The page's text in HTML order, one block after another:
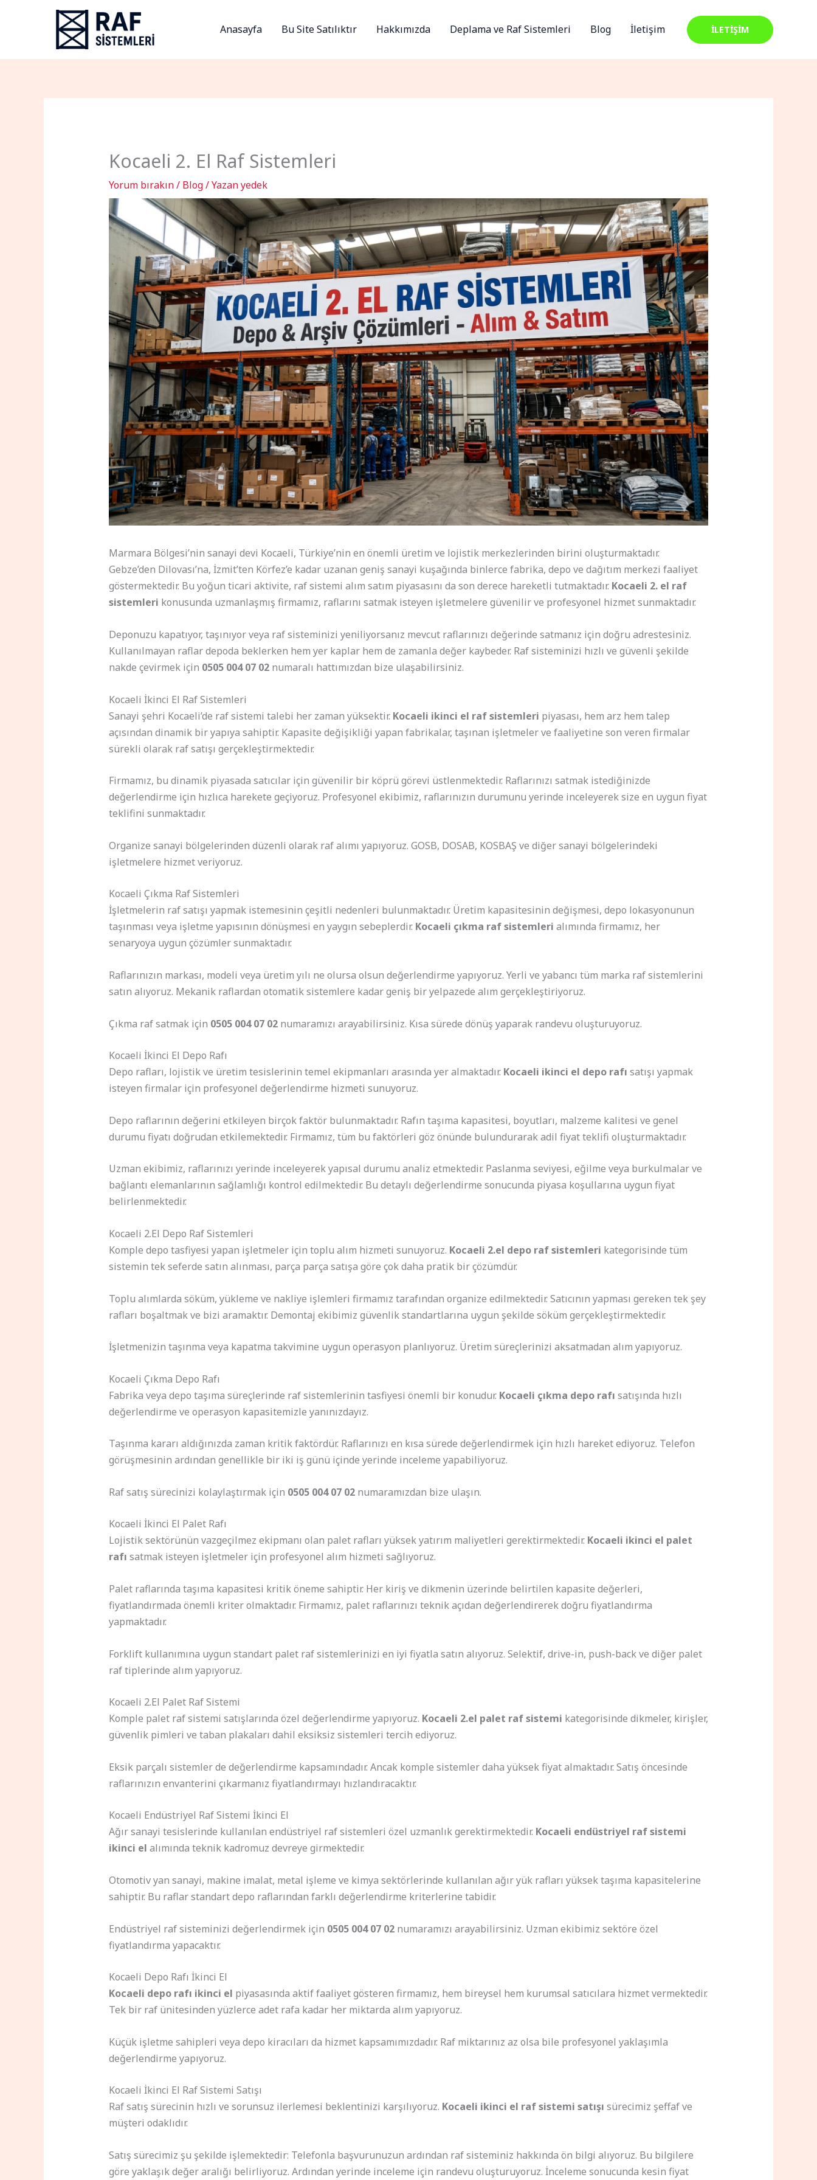
Anasayfa Bu Site Satılıktır Hakkımızda Deplama ve Raf Sistemleri Blog İletişim İLETİŞİM
Kocaeli 2. El Raf Sistemleri
Yorum bırakın/ Blog/ Yazanyedek
Marmara Bölgesi’nin sanayi devi Kocaeli, Türkiye’nin en önemli üretim ve lojistik merkezlerinden birini oluşturmaktadır.
Gebze’den Dilovası’na, İzmit’ten Körfez’e kadar uzanan geniş sanayi kuşağında binlerce fabrika, depo ve dağıtım merkezi faaliyet
göstermektedir. Bu yoğun ticari aktivite, raf sistemi alım satım piyasasını da son derece hareketli tutmaktadır. Kocaeli 2. el raf
sistemleri konusunda uzmanlaşmış firmamız, raflarını satmak isteyen işletmelere güvenilir ve profesyonel hizmet sunmaktadır.
Deponuzu kapatıyor, taşınıyor veya raf sisteminizi yeniliyorsanız mevcut raflarınızı değerinde satmanız için doğru adrestesiniz.
Kullanılmayan raflar depoda beklerken hem yer kaplar hem de zamanla değer kaybeder. Raf sisteminizi hızlı ve güvenli şekilde
nakde çevirmek için 0505 004 07 02numaralı hattımızdan bize ulaşabilirsiniz.
Kocaeli İkinci El Raf Sistemleri
Sanayi şehri Kocaeli’de raf sistemi talebi her zaman yüksektir. Kocaeli ikinci el raf sistemleri piyasası, hem arz hem talep
açısından dinamik bir yapıya sahiptir. Kapasite değişikliği yapan fabrikalar, taşınan işletmeler ve faaliyetine son veren firmalar
sürekli olarak raf satışı gerçekleştirmektedir.
Firmamız, bu dinamik piyasada satıcılar için güvenilir bir köprü görevi üstlenmektedir. Raflarınızı satmak istediğinizde
değerlendirme için hızlıca harekete geçiyoruz. Profesyonel ekibimiz, raflarınızın durumunu yerinde inceleyerek size en uygun fiyat
teklifini sunmaktadır.
Organize sanayi bölgelerinden düzenli olarak raf alımı yapıyoruz. GOSB, DOSAB, KOSBAŞ ve diğer sanayi bölgelerindeki
işletmelere hizmet veriyoruz.
Kocaeli Çıkma Raf Sistemleri
İşletmelerin raf satışı yapmak istemesinin çeşitli nedenleri bulunmaktadır. Üretim kapasitesinin değişmesi, depo lokasyonunun
taşınması veya işletme yapısının dönüşmesi en yaygın sebeplerdir. Kocaeli çıkma raf sistemleri alımında firmamız, her
senaryoya uygun çözümler sunmaktadır.
Raflarınızın markası, modeli veya üretim yılı ne olursa olsun değerlendirme yapıyoruz. Yerli ve yabancı tüm marka raf sistemlerini
satın alıyoruz. Mekanik raflardan otomatik sistemlere kadar geniş bir yelpazede alım gerçekleştiriyoruz.
Çıkma raf satmak için 0505 004 07 02numaramızı arayabilirsiniz. Kısa sürede dönüş yaparak randevu oluşturuyoruz.
Kocaeli İkinci El Depo Rafı
Depo rafları, lojistik ve üretim tesislerinin temel ekipmanları arasında yer almaktadır. Kocaeli ikinci el depo rafı satışı yapmak
isteyen firmalar için profesyonel değerlendirme hizmeti sunuyoruz.
Depo raflarının değerini etkileyen birçok faktör bulunmaktadır. Rafın taşıma kapasitesi, boyutları, malzeme kalitesi ve genel
durumu fiyatı doğrudan etkilemektedir. Firmamız, tüm bu faktörleri göz önünde bulundurarak adil fiyat teklifi oluşturmaktadır.
Uzman ekibimiz, raflarınızı yerinde inceleyerek yapısal durumu analiz etmektedir. Paslanma seviyesi, eğilme veya burkulmalar ve
bağlantı elemanlarının sağlamlığı kontrol edilmektedir. Bu detaylı değerlendirme sonucunda piyasa koşullarına uygun fiyat
belirlenmektedir.
Kocaeli 2.El Depo Raf Sistemleri
Komple depo tasfiyesi yapan işletmeler için toplu alım hizmeti sunuyoruz. Kocaeli 2.el depo raf sistemleri kategorisinde tüm
sistemin tek seferde satın alınması, parça parça satışa göre çok daha pratik bir çözümdür.
Toplu alımlarda söküm, yükleme ve nakliye işlemleri firmamız tarafından organize edilmektedir. Satıcının yapması gereken tek şey
rafları boşaltmak ve bizi aramaktır. Demontaj ekibimiz güvenlik standartlarına uygun şekilde söküm gerçekleştirmektedir.
İşletmenizin taşınma veya kapatma takvimine uygun operasyon planlıyoruz. Üretim süreçlerinizi aksatmadan alım yapıyoruz.
Kocaeli Çıkma Depo Rafı
Fabrika veya depo taşıma süreçlerinde raf sistemlerinin tasfiyesi önemli bir konudur. Kocaeli çıkma depo rafı satışında hızlı
değerlendirme ve operasyon kapasitemizle yanınızdayız.
Taşınma kararı aldığınızda zaman kritik faktördür. Raflarınızı en kısa sürede değerlendirmek için hızlı hareket ediyoruz. Telefon
görüşmesinin ardından genellikle bir iki iş günü içinde yerinde inceleme yapabiliyoruz.
Raf satış sürecinizi kolaylaştırmak için 0505 004 07 02numaramızdan bize ulaşın.
Kocaeli İkinci El Palet Rafı
Lojistik sektörünün vazgeçilmez ekipmanı olan palet rafları yüksek yatırım maliyetleri gerektirmektedir. Kocaeli ikinci el palet
rafı satmak isteyen işletmeler için profesyonel alım hizmeti sağlıyoruz.
Palet raflarında taşıma kapasitesi kritik öneme sahiptir. Her kiriş ve dikmenin üzerinde belirtilen kapasite değerleri,
fiyatlandırmada önemli kriter olmaktadır. Firmamız, palet raflarınızı teknik açıdan değerlendirerek doğru fiyatlandırma
yapmaktadır.
Forklift kullanımına uygun standart palet raf sistemlerinizi en iyi fiyatla satın alıyoruz. Selektif, drive-in, push-back ve diğer palet
raf tiplerinde alım yapıyoruz.
Kocaeli 2.El Palet Raf Sistemi
Komple palet raf sistemi satışlarında özel değerlendirme yapıyoruz. Kocaeli 2.el palet raf sistemi kategorisinde dikmeler, kirişler,
güvenlik pimleri ve taban plakaları dahil eksiksiz sistemleri tercih ediyoruz.
Eksik parçalı sistemler de değerlendirme kapsamındadır. Ancak komple sistemler daha yüksek fiyat almaktadır. Satış öncesinde
raflarınızın envanterini çıkarmanız fiyatlandırmayı hızlandıracaktır.
Kocaeli Endüstriyel Raf Sistemi İkinci El
Ağır sanayi tesislerinde kullanılan endüstriyel raf sistemleri özel uzmanlık gerektirmektedir. Kocaeli endüstriyel raf sistemi
ikinci el alımında teknik kadromuz devreye girmektedir.
Otomotiv yan sanayi, makine imalat, metal işleme ve kimya sektörlerinde kullanılan ağır yük rafları yüksek taşıma kapasitelerine
sahiptir. Bu raflar standart depo raflarından farklı değerlendirme kriterlerine tabidir.
Endüstriyel raf sisteminizi değerlendirmek için 0505 004 07 02numaramızı arayabilirsiniz. Uzman ekibimiz sektöre özel
fiyatlandırma yapacaktır.
Kocaeli Depo Rafı İkinci El
Kocaeli depo rafı ikinci el piyasasında aktif faaliyet gösteren firmamız, hem bireysel hem kurumsal satıcılara hizmet vermektedir.
Tek bir raf ünitesinden yüzlerce adet rafa kadar her miktarda alım yapıyoruz.
Küçük işletme sahipleri veya depo kiracıları da hizmet kapsamımızdadır. Raf miktarınız az olsa bile profesyonel yaklaşımla
değerlendirme yapıyoruz.
Kocaeli İkinci El Raf Sistemi Satışı
Raf satış sürecinin hızlı ve sorunsuz ilerlemesi beklentinizi karşılıyoruz. Kocaeli ikinci el raf sistemi satışı sürecimiz şeffaf ve
müşteri odaklıdır.
Satış sürecimiz şu şekilde işlemektedir: Telefonla başvurunuzun ardından raf sisteminiz hakkında ön bilgi alıyoruz. Bu bilgilere
göre yaklaşık değer aralığı belirliyoruz. Ardından yerinde inceleme için randevu oluşturuyoruz. İnceleme sonucunda kesin fiyat